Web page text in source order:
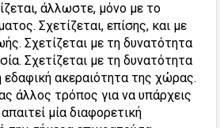
άλλωστε, μόνο με το
Σχετίζεται, επίσης, και με
Σχετίζεται με τη δυνατότητα
Σχετίζεται με τη δυνατότητα
εδαφική ακεραιότητα της χώρας.
άλλος τρόπος για να υπάρχεις
μία διαφορετική